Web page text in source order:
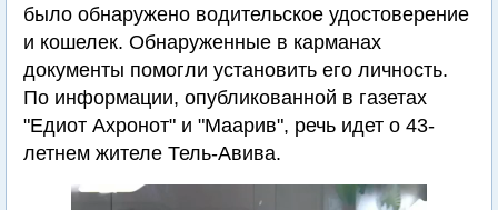
было обнаружено водительское удостоверение
и кошелек. Обнаруженные в карманах
документы помогли установить его личность.
По информации, опубликованной в газетах
"Едиот Ахронот" и "Маарив", речь идет о 43-
летнем жителе Тель-Авива.